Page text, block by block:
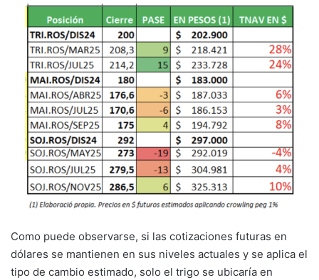
Como puede observarse, si las cotizaciones futuras en
dólares se mantienen en sus niveles actuales y se aplica el
tipo de cambio estimado, solo el trigo se ubicaría en